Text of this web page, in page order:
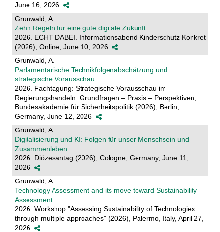
June 16, 2026
Grunwald, A.
Zehn Regeln für eine gute digitale Zukunft
2026. ECHT DABEI. Informationsabend Kinderschutz Konkret
(2026), Online, June 10, 2026
Grunwald, A.
Parlamentarische Technikfolgenabschätzung und
strategische Vorausschau
2026. Fachtagung: Strategische Vorausschau im
Regierungshandeln. Grundfragen – Praxis – Perspektiven,
Bundesakademie für Sicherheitspolitik (2026), Berlin,
Germany, June 12, 2026
Grunwald, A.
Digitalisierung und KI: Folgen für unser Menschsein und
Zusammenleben
2026. Diözesantag (2026), Cologne, Germany, June 11,
2026
Grunwald, A.
Technology Assessment and its move toward Sustainability
Assessment
2026. Workshop "Assessing Sustainability of Technologies
through multiple approaches" (2026), Palermo, Italy, April 27,
2026